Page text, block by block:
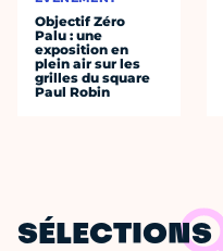
Objectif Zéro
Palu : une
exposition en
plein air sur les
grilles du square
Paul Robin
SÉLECTIONS